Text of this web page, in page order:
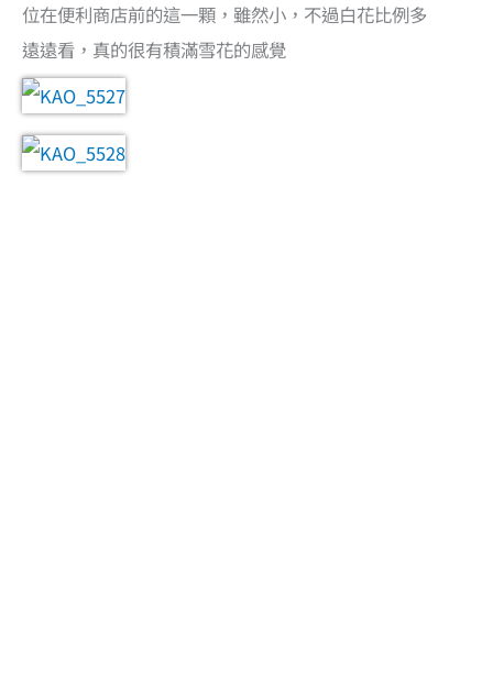
位在便利商店前的這一顆，雖然小，不過白花比例多
遠遠看，真的很有積滿雪花的感覺